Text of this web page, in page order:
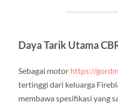
Daya Tarik Utama
Sebagai motor https://
tertinggi dari keluarga
membawa spesifikasi yang